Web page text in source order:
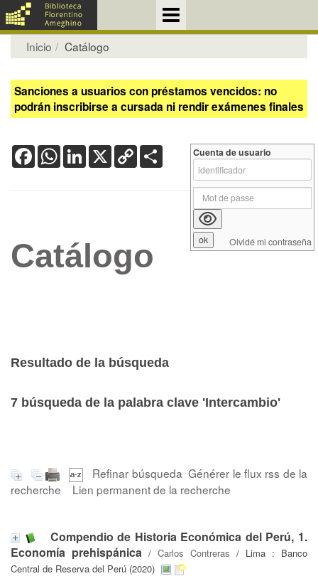
Inicio Catálogo
Sanciones a usuarios con préstamos vencidos: no
podrán inscribirse a cursada ni rendir exámenes finales
FacebookWhatsApp
LinkedIn
X Copy
Link
Catálogo
Resultado de la búsqueda
7 búsqueda de la palabra clave 'Intercambio'
Refinar búsqueda Générer le flux rss de la
recherche
Lien permanent de la recherche
Compendio de Historia Económica del Perú, 1.
Economía prehispánica / Carlos Contreras / Lima : Banco
Central de Reserva del Perú (2020)
Cuenta de usuario
Olvidé mi contraseña